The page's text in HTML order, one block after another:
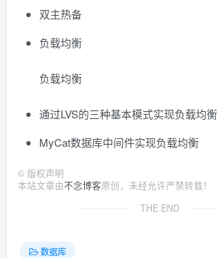
双主热备
负载均衡
负载均衡
通过LVS的三种基本模式实现负载均衡
MyCat数据库中间件实现负载均衡
© 版权声明
本站文章由不念博客原创，未经允许严禁转载！
THE END
数据库